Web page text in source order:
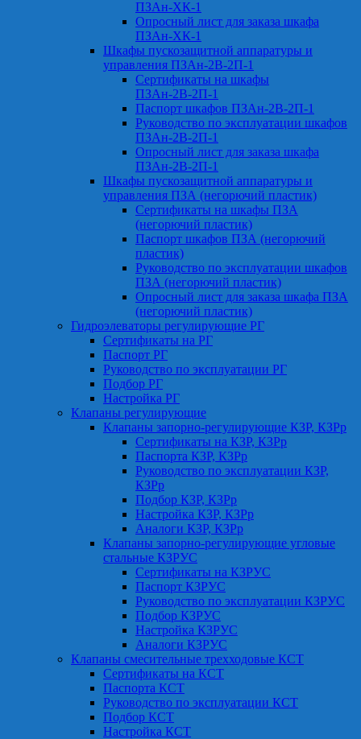
ПЗАн-ХК-1
Опросный лист для заказа шкафа
ПЗАн-ХК-1
Шкафы пускозащитной аппаратуры и
управления ПЗАн-2В-2П-1
Сертификаты на шкафы
ПЗАн-2В-2П-1
Паспорт шкафов ПЗАн-2В-2П-1
Руководство по эксплуатации шкафов
ПЗАн-2В-2П-1
Опросный лист для заказа шкафа
ПЗАн-2В-2П-1
Шкафы пускозащитной аппаратуры и
управления ПЗА (негорючий пластик)
Сертификаты на шкафы ПЗА
(негорючий пластик)
Паспорт шкафов ПЗА (негорючий
пластик)
Руководство по эксплуатации шкафов
ПЗА (негорючий пластик)
Опросный лист для заказа шкафа ПЗА
(негорючий пластик)
Гидроэлеваторы регулирующие РГ
Сертификаты на РГ
Паспорт РГ
Руководство по эксплуатации РГ
Подбор РГ
Настройка РГ
Клапаны регулирующие
Клапаны запорно-регулирующие КЗР, КЗРр
Сертификаты на КЗР, КЗРр
Паспорта КЗР, КЗРр
Руководство по эксплуатации КЗР,
КЗРр
Подбор КЗР, КЗРр
Настройка КЗР, КЗРр
Аналоги КЗР, КЗРр
Клапаны запорно-регулирующие угловые
стальные КЗРУС
Сертификаты на КЗРУС
Паспорт КЗРУС
Руководство по эксплуатации КЗРУС
Подбор КЗРУС
Настройка КЗРУС
Аналоги КЗРУС
Клапаны смесительные трехходовые КСТ
Сертификаты на КСТ
Паспорта КСТ
Руководство по эксплуатации КСТ
Подбор КСТ
Настройка КСТ